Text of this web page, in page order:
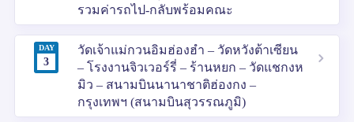
รวมค่ารถไป-กลับพร้อมคณะ
DAY
3
วัดเจ้าแม่กวนอิมฮ่องฮำ – วัดหวังต้าเซียน
– โรงงานจิวเวอร์รี่ – ร้านหยก – วัดแชกงห
มิว – สนามบินนานาชาติฮ่องกง –
กรุงเทพฯ (สนามบินสุวรรณภูมิ)